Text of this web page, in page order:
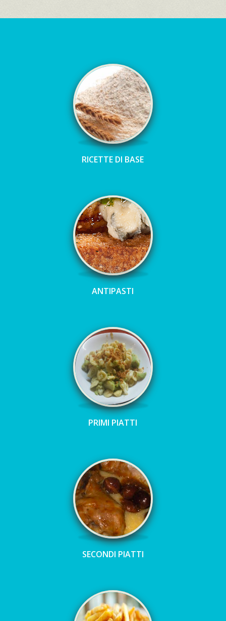
RICETTE DI BASE
ANTIPASTI
PRIMI PIATTI
SECONDI PIATTI